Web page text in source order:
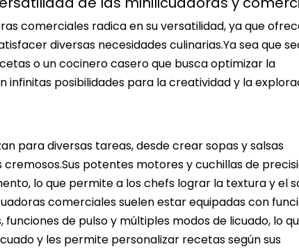
comerciales radica en su versatilidad, ya que
diversas necesidades culinarias.Ya sea que
o un cocinero casero que busca optimizar la
infinitas posibilidades para la creatividad y la
para diversas tareas, desde crear sopas y salsas
potentes motores y cuchillas de
lo que permite a los chefs lograr la textura y el
comerciales suelen estar equipadas con
de pulso y múltiples modos de licuado, lo
y les permite personalizar recetas según sus